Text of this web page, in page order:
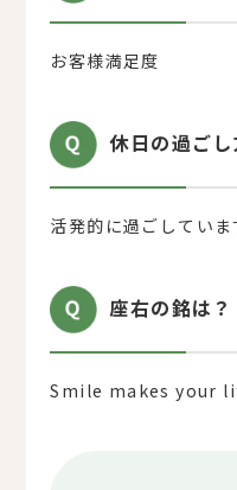
お客様満足度
休日の過ごし
活発的に過ごしていま
座右の銘は？
Smile makes your